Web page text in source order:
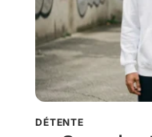
DÉTENTE